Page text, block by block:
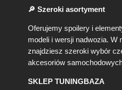
0
8
)
🔎 Szeroki asortyment
Oferujemy spoilery i
modeli i wersji nadwozia. W
znajdziesz szeroki wybór
akcesoriów
SKLEP TUNINGBAZA